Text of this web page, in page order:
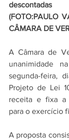
(FOTO:PAULO
CÂMARA DE
A Câmara de
unanimidade
segunda-feira,
Projeto de Lei
receita e fixa a
para o exercício
A proposta